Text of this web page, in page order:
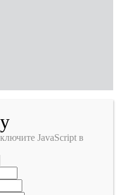
JavaScript в